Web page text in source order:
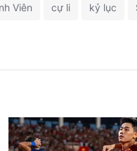
Viên cự li kỷ lục